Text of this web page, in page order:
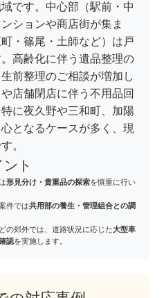
です。中心部（駅前・中
ションや商店街が集ま
・篠尾・土師など）は戸
高齢化に伴う遺品整理の
前整理のご相談が増加し
店舗閉店に伴う不用品回
に夜久野や三和町、加陽
となるケースが多く、現
。
ト
形見分け・貴重品の探索を慎重に行い
件では共用部の養生・管理組合との調
の郊外では、道路状況に応じた大型車
認を実施します。